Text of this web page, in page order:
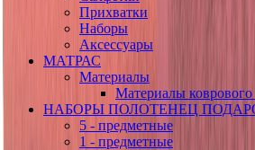
Прихватки
Наборы
Аксессуары
МАТРАС
Материалы
Материалы коврового
НАБОРЫ ПОЛОТЕНЕЦ
5 - предметные
1 - предметные